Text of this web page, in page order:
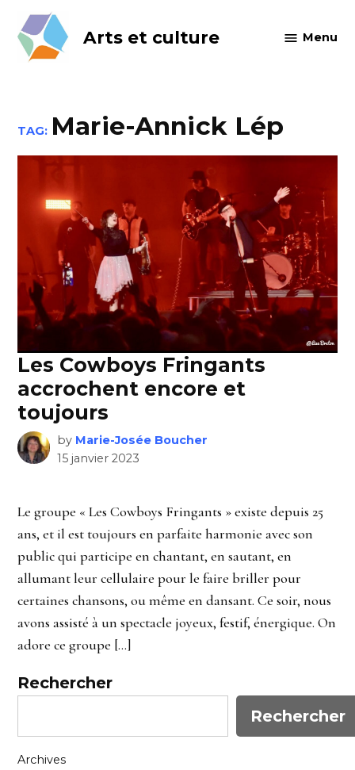
content
Arts et culture Menu
TAG: Marie-Annick Lép
Les Cowboys Fringants
accrochent encore et
toujours
by Marie-Josée Boucher
15 janvier 2023
Le groupe « Les Cowboys Fringants » existe depuis 25
ans, et il est toujours en parfaite harmonie avec son
public qui participe en chantant, en sautant, en
allumant leur cellulaire pour le faire briller pour
certaines chansons, ou même en dansant. Ce soir, nous
avons assisté à un spectacle joyeux, festif, énergique. On
adore ce groupe […]
Rechercher
Rechercher
Archives